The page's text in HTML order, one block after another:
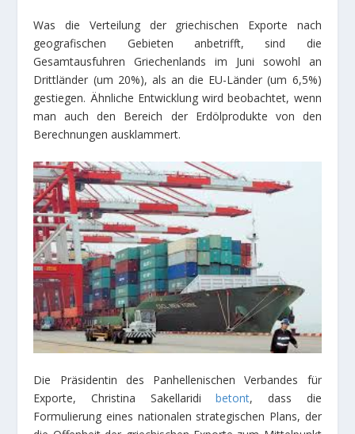
Was die Verteilung der griechischen Exporte nach
geografischen Gebieten anbetrifft, sind die
Gesamtausfuhren Griechenlands im Juni sowohl an
Drittländer (um 20%), als an die EU-Länder (um 6,5%)
gestiegen. Ähnliche Entwicklung wird beobachtet, wenn
man auch den Bereich der Erdölprodukte von den
Berechnungen ausklammert.
Die Präsidentin des Panhellenischen Verbandes für
Exporte, Christina Sakellaridibetont, dass die
Formulierung eines nationalen strategischen Plans, der